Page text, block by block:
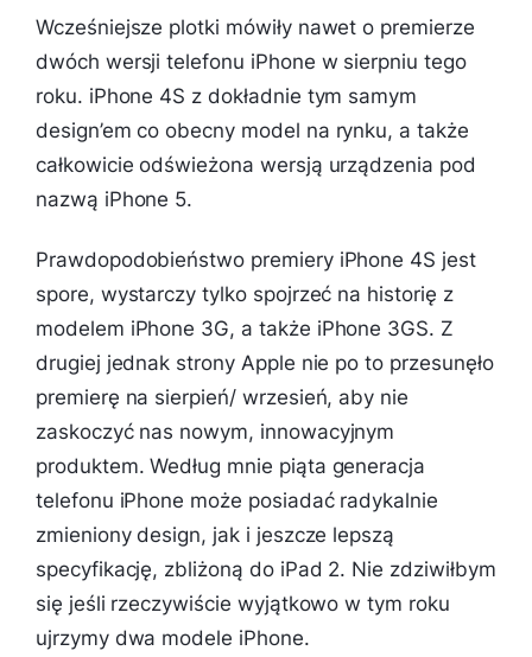
Wcześniejsze plotki mówiły nawet o premierze
dwóch wersji telefonu iPhone w sierpniu tego
roku. iPhone 4S z dokładnie tym samym
design’em co obecny model na rynku, a także
całkowicie odświeżona wersją urządzenia pod
nazwą iPhone 5.
Prawdopodobieństwo premiery iPhone 4S jest
spore, wystarczy tylko spojrzeć na historię z
modelem iPhone 3G, a także iPhone 3GS. Z
drugiej jednak strony Apple nie po to przesunęło
premierę na sierpień/ wrzesień, aby nie
zaskoczyć nas nowym, innowacyjnym
produktem. Według mnie piąta generacja
telefonu iPhone może posiadać radykalnie
zmieniony design, jak i jeszcze lepszą
specyfikację, zbliżoną do iPad 2. Nie zdziwiłbym
się jeśli rzeczywiście wyjątkowo w tym roku
ujrzymy dwa modele iPhone.